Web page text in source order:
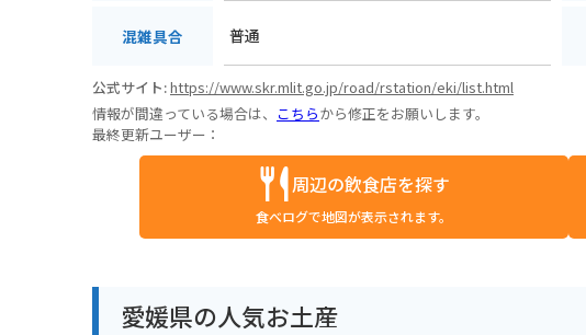
混雑具合 普通
公式サイト:https://www.skr.mlit.go.jp/road/rstation/eki/list.html
情報が間違っている場合は、 こちらから修正をお願いします。
最終更新ユーザー：
周辺の飲食店を探す
食べログで地図が表示されます。
愛媛県の人気お土産